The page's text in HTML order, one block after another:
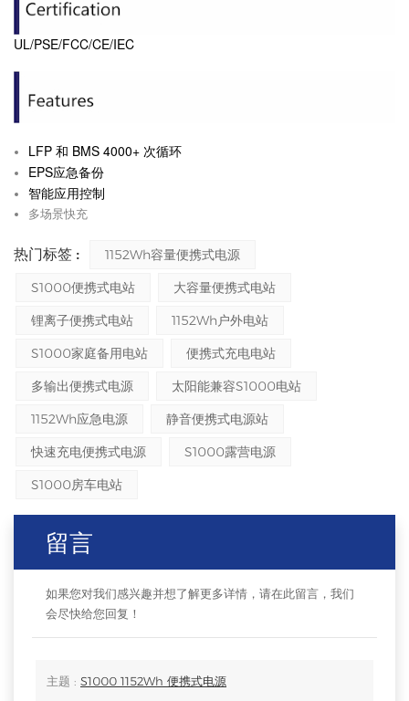
UL/PSE/FCC/CE/IEC
LFP 和 BMS 4000+ 次循环
EPS应急备份
智能应用控制
多场景快充
热门标签 :
1152Wh容量便携式电源
S1000便携式电站
大容量便携式电站
锂离子便携式电站
1152Wh户外电站
S1000家庭备用电站
便携式充电电站
多输出便携式电源
太阳能兼容S1000电站
1152Wh应急电源
静音便携式电源站
快速充电便携式电源
S1000露营电源
S1000房车电站
留言
如果您对我们感兴趣并想了解更多详情，请在此留言，我们
会尽快给您回复！
主题 : S1000 1152Wh 便携式电源